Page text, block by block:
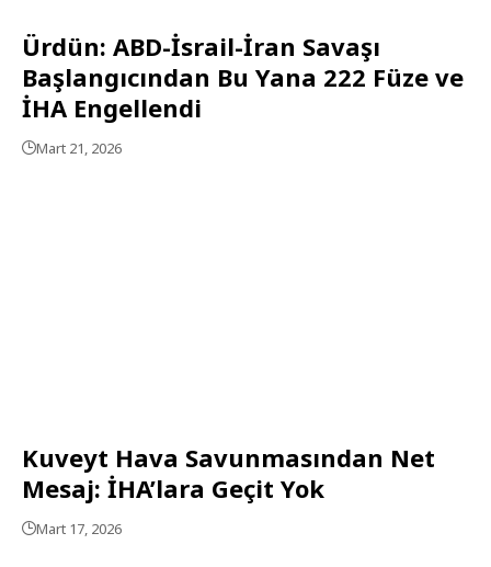
Ürdün: ABD-İsrail-İran Savaşı
Başlangıcından Bu Yana 222 Füze ve
İHA Engellendi
Mart 21, 2026
Kuveyt Hava Savunmasından Net
Mesaj: İHA’lara Geçit Yok
Mart 17, 2026